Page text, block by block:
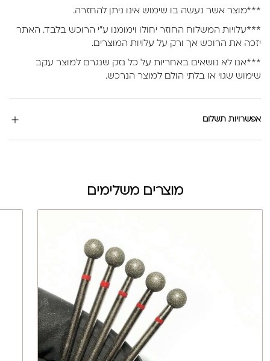
***מוצר אשר נעשה בו שימוש אינו ניתן להחזרה.
***עלויות המשלוח החוזר יחולו וימומנו ע”י הרוכש בלבד. האתר
יזכה את הרוכש אך ורק על עלויות המוצרים.
***אנו לא נושאים באחריות על כל נזק שנגרם למוצר עקב
שימוש שגוי או בלתי הולם למוצר הנרכש.
אפשרויות תשלום
מוצרים משלימים